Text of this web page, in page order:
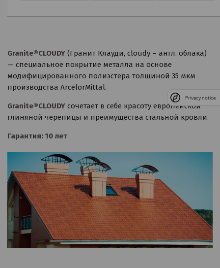
Granite®CLOUDY (Гранит Клауди, cloudy – англ. облака)
— специальное покрытие металла на основе
модифицированного полиэстера толщиной 35 мкм
производства ArcelorMittal.
Granite®CLOUDY сочетает в себе красоту европейской
глиняной черепицы и преимущества стальной кровли.
Гарантия: 10 лет
Privacy notice